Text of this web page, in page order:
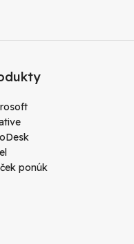
ponúk